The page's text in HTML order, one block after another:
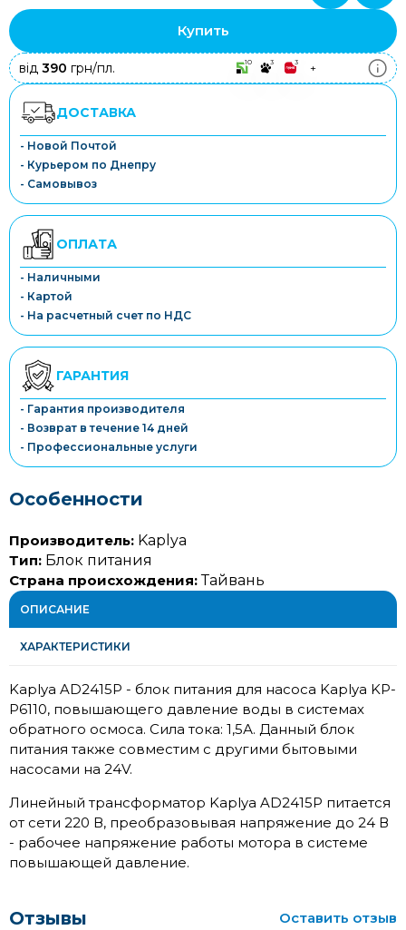
Купить
від 390 грн/пл. 10 3 3 +
ДОСТАВКА
- Новой Почтой
- Курьером по Днепру
- Самовывоз
ОПЛАТА
- Наличными
- Картой
- На расчетный счет по НДС
ГАРАНТИЯ
- Гарантия производителя
- Возврат в течение 14 дней
- Профессиональные услуги
Особенности
Производитель: Kaplya
Тип: Блок питания
Страна происхождения:Тайвань
ОПИСАНИЕ
ХАРАКТЕРИСТИКИ
Kaplya AD2415P - блок питания для насоса Kaplya KP-
P6110, повышающего давление воды в системах
обратного осмоса. Сила тока: 1,5А. Данный блок
питания также совместим с другими бытовыми
насосами на 24V.
Линейный трансформатор Kaplya AD2415P питается
от сети 220 В, преобразовывая напряжение до 24 В
- рабочее напряжение работы мотора в системе
повышающей давление.
Отзывы
Оставить отзыв